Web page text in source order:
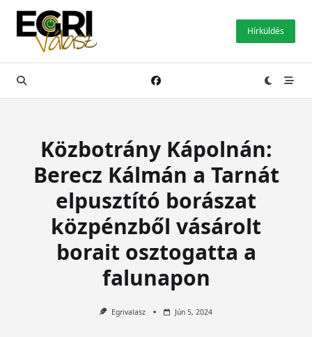
Skip
content
Hírküldés
Közbotrány Kápolnán:
Berecz Kálmán a Tarnát
elpusztító borászat
közpénzből vásárolt
borait osztogatta a
falunapon
Egrivalasz Jún 5, 2024